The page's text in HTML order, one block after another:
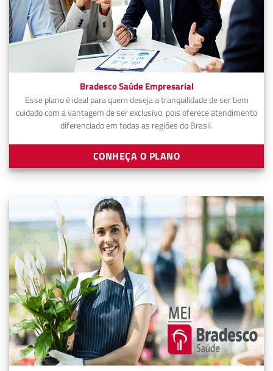
Bradesco Saúde Empresarial
Esse plano é ideal para quem deseja a tranquilidade de ser bem
cuidado com a vantagem de ser exclusivo, pois oferece atendimento
diferenciado em todas as regiões do Brasil.
CONHEÇA O PLANO